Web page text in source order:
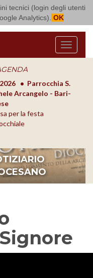
tecnici (login degli utenti
Analytics). OK
Bitonto
Menu
Parrocchia S.
Arcangelo - Bari-
per la festa